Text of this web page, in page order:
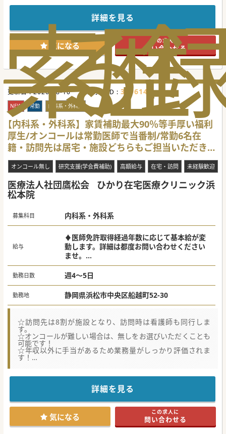
索
る
歴
■医師同士が連携し、情報共有やカンファレンスを行い、チ
ームとして質の高い医療を提供しています。
■メディカルサポーターの配置等、先生方に質の高い訪問診
療を継続的に行っていただける環境を整えています。
■地域包括医として病院から在宅に至るまでの切れ目のない
連携が重要でその中心的な役割を担っています。
【具体的な業務内容】
■1日のスケジュールとしては午前・午後それぞれ施設・個
人宅を訪問します。16：30にはクリニックに戻り事務作業を
行います。
■訪問診療未経験の方も歓迎していて、基本的なことから習
得いただけるよう研修体制を整えております。
■オンコールでは、1stコールは看護師対応、その後の電話
指示もしくは往診の判断を行います。
【医療機関情報】
■地域の高齢者の生活の質向上を目指し、在宅医療を専門に
提供しているクリニックです。
■2016年5月に開院し、現在は施設だけでなくご自宅に住む
患者様の訪問診療も積極的に行っています。
と連携しながら訪問診を実施しています。
#秋入職可
詳細を見る
気になる この求人に
問い合わせる
更新日 :2026-08-10 医師求人ID : 319614
NEW 常勤 内科系・外科系
【内科系・外科系】家賃補助最大90％等手厚い福利
厚生/オンコールは常勤医師で当番制/常勤6名在
籍・訪問先は居宅・施設どちらもご担当いただきま
す
オンコール無し 研究支援(学会費補助) 高額給与 在宅・訪問 未経験歓迎
医療法人社団鷹松会 ひかり在宅医療クリニック浜
松本院
募集科目 内科系・外科系
給与
♦医師免許取得経過年数に応じて基本給が変
動します。詳細は都度お問い合わせください
ませ。
入職時 [10年]2,280万円～[30年］2,832万円
(運転手当含む)
☆オンコール手当･緊急対応手当等、別途イン
センティブ有り
勤務日数 週4～5日
勤務地 静岡県浜松市中央区船越町52-30
☆訪問先は8割が施設となり、訪問時は看護師も同行しま
す。
☆オンコールが難しい場合は、無しをお選びいただくことも
可能です！
☆年収以外に手当があるため業務量がしっかり評価されま
す！
☆遠方から赴任される医師も安心してご勤務いただけるよう
■浜松市に2つの訪問診療クリニックを運営しております
が、3つ目の分院構想があるため、増員募集となります。
■訪問診療未経験歓迎、グループ法人全体で消化器外科がご
専門の先生も多く、外科系の先生が多数活躍されておりま
す。
詳細を見る
気になる この求人に
問い合わせる